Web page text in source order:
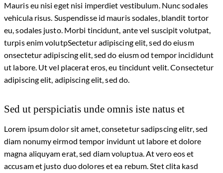
Mauris eu nisi eget nisi imperdiet vestibulum. Nunc sodales
vehicula risus. Suspendisse id mauris sodales, blandit tortor
eu, sodales justo. Morbi tincidunt, ante vel suscipit volutpat,
turpis enim volutpSectetur adipiscing elit, sed do eiusm
onsectetur adipiscing elit, sed do eiusm od tempor incididunt
ut labore. Ut vel placerat eros, eu tincidunt velit. Consectetur
adipiscing elit, adipiscing elit, sed do.
Sed ut perspiciatis unde omnis iste natus et
Lorem ipsum dolor sit amet, consetetur sadipscing elitr, sed
diam nonumy eirmod tempor invidunt ut labore et dolore
magna aliquyam erat, sed diam voluptua. At vero eos et
accusam et justo duo dolores et ea rebum. Stet clita kasd